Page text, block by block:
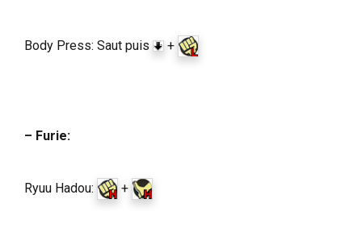
Body Press: Saut puis +
– Furie:
Ryuu Hadou: +